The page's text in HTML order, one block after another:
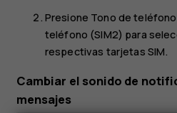
Presione Tono de teléfono
teléfono (SIM2) para
respectivas tarjetas SIM.
Cambiar el sonido de
mensajes